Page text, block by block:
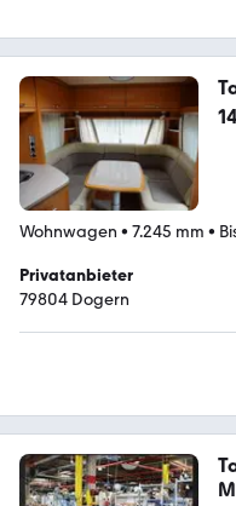
Wohnwagen • 7.245 mm •
Privatanbieter
79804 Dogern